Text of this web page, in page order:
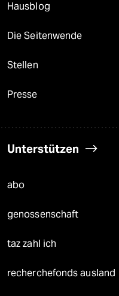
Hausblog
Die Seitenwende
Stellen
Presse
Unterstützen
abo
genossenschaft
taz zahl ich
recherchefonds ausland